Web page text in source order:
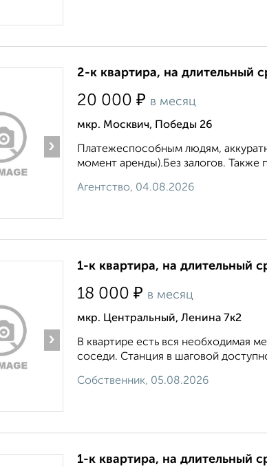
›
2-к квартира, на длительный
20 000 ₽ в месяц
мкр. Москвич, Победы 26
Платежеспособным людям,
момент аренды).Без залогов. Также
Агентство, 04.08.2026
›
1-к квартира, на длительный
18 000 ₽ в месяц
мкр. Центральный, Ленина 7к2
В квартире есть вся необходимая
соседи. Станция в шаговой
Собственник, 05.08.2026
1-к квартира, на длительный